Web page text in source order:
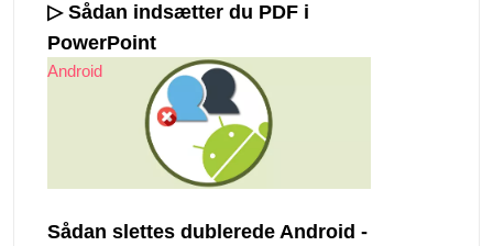
▷ Sådan indsætter du PDF i
PowerPoint
Android
Sådan slettes dublerede Android -